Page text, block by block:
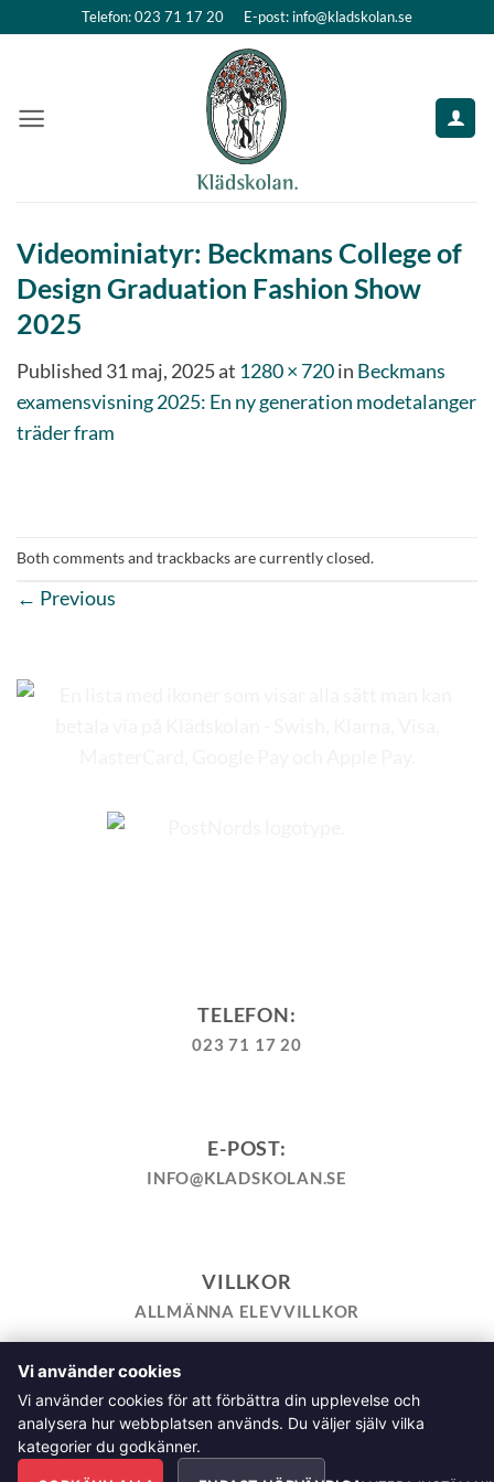
Telefon: 023 71 17 20 E-post: info@kladskolan.se
Videominiatyr: Beckmans College of
Design Graduation Fashion Show
2025
Published 31 maj, 2025at 1280 × 720in Beckmans
examensvisning 2025: En ny generation modetalanger
träder fram
Both comments and trackbacks are currently closed.
← Previous
TELEFON:
023 71 17 20
E-POST:
INFO@KLADSKOLAN.SE
VILLKOR
ALLMÄNNA ELEVVILLKOR
TILL KASSAN VARUKORG
HEMSIDEPOLICY
COOKIEPOLICY
INTEGRITETSPOLICY
ALLMÄNNA FRÅGOR OM VÅRA KURSER I SÖMNAD OCH
TILLSKÄRNING
Vi använder cookies
Vi använder cookies för att förbättra din upplevelse och
analysera hur webbplatsen används. Du väljer själv vilka
kategorier du godkänner.